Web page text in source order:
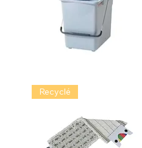
Recyclé